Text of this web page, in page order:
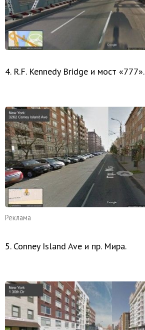
4. R.F. Kennedy Bridge и мост «777».
Реклама
5. Conney Island Ave и пр. Мира.